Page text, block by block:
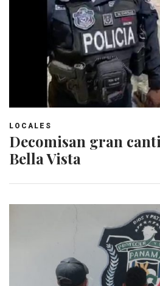
LOCALES
Decomisan gran
Bella Vista